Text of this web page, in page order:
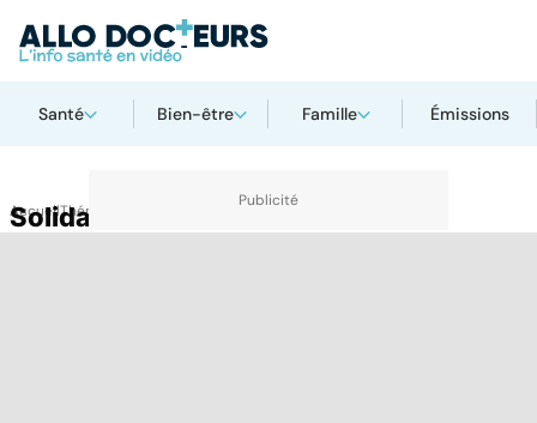
Santé Bien-être Famille Émissions
AccueilThématiques
Solidarité